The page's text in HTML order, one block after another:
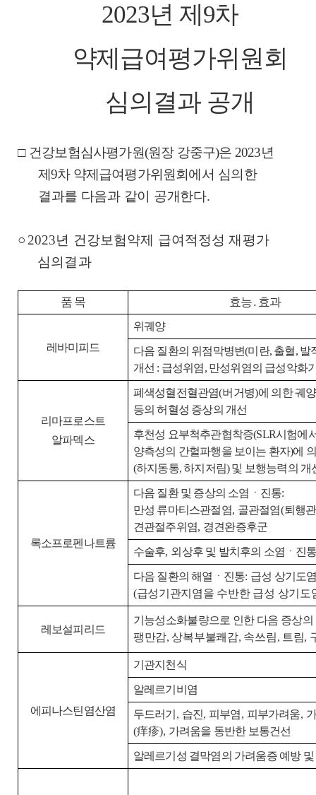
2023년 제9차
약제급여평가위원회
심의결과 공개
□ 건강보험심사평가원(원장 강중구)은 2023년
제 9차 약제급여평가위원회에서 심의한
결과를 다음과 같이 공개한다.
○2023년 건강보험약제 급여적정성 재평가
심의결과
품 목 효능․ 효과
레바미피드
위궤양
다음 질환의 위점막병변(미란, 출혈, 발
개선 : 급성위염, 만성위염의 급성악화
리마프로스트
알파덱스
폐색성혈전혈관염(버거병)에 의한 궤양
등의 허혈성 증상의 개선
후천성 요부척추관협착증(SLR시험에
양측성의 간헐파행을 보이는 환자)에
(하지동통,하지저림)및 보행능력의 개
록소프로펜나트륨
다음 질환 및 증상의 소염ㆍ진통:
만성 류마티스관절염, 골관절염(퇴행
견관절주위염, 경견완증후군
수술후, 외상후 및 발치후의 소염ㆍ진
다음 질환의 해열ㆍ진통: 급성 상기도
(급성기관지염을 수반한 급성 상기도
레보설피리드
기능성소화불량으로 인한 다음 증상의
팽만감, 상복부불쾌감, 속쓰림, 트림,
에피나스틴염산염
기관지천식
알레르기비염
두드러기 , 습진, 피부염, 피부가려움,
(痒疹), 가려움을 동반한 보통건선
알레르기성 결막염의 가려움증 예방 및